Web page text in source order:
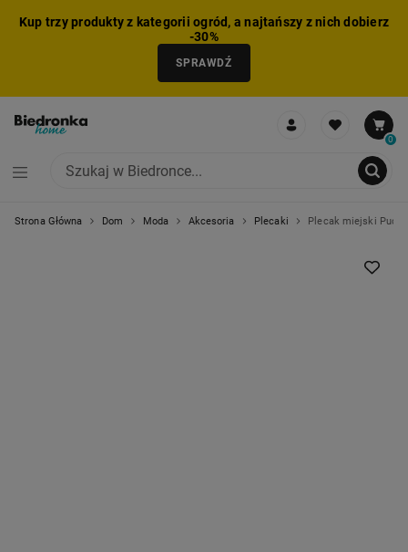
Kup trzy produkty z kategorii ogród, a najtańszy z nich dobierz
-30%
SPRAWDŹ
0
Strona Główna Dom Moda Akcesoria Plecaki Plecak miejski